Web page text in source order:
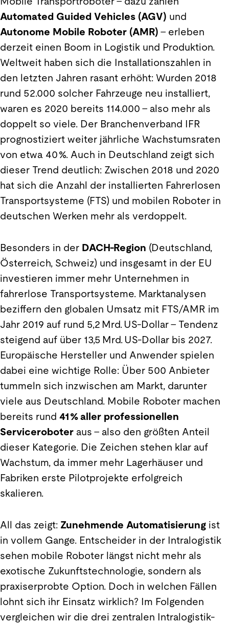
Automated Guided Vehicles (AGV) und
Autonome Mobile Roboter (AMR) – erleben
derzeit einen Boom in Logistik und Produktion.
Weltweit haben sich die Installationszahlen in
den letzten Jahren rasant erhöht: Wurden 2018
rund 52.000 solcher Fahrzeuge neu installiert,
waren es 2020 bereits 114.000 – also mehr als
doppelt so viele. Der Branchenverband IFR
prognostiziert weiter jährliche Wachstumsraten
von etwa 40 %. Auch in Deutschland zeigt sich
dieser Trend deutlich: Zwischen 2018 und 2020
hat sich die Anzahl der installierten Fahrerlosen
Transportsysteme (FTS) und mobilen Roboter in
deutschen Werken mehr als verdoppelt.
Besonders in der DACH-Region (Deutschland,
Österreich, Schweiz) und insgesamt in der EU
investieren immer mehr Unternehmen in
fahrerlose Transportsysteme. Marktanalysen
beziffern den globalen Umsatz mit FTS/AMR im
Jahr 2019 auf rund 5,2 Mrd. US-Dollar – Tendenz
steigend auf über 13,5 Mrd. US-Dollar bis 2027.
Europäische Hersteller und Anwender spielen
dabei eine wichtige Rolle: Über 500 Anbieter
tummeln sich inzwischen am Markt, darunter
viele aus Deutschland. Mobile Roboter machen
bereits rund 41 % aller professionellen
Serviceroboter aus – also den größten Anteil
dieser Kategorie. Die Zeichen stehen klar auf
Wachstum, da immer mehr Lagerhäuser und
Fabriken erste Pilotprojekte erfolgreich
skalieren.
All das zeigt: Zunehmende Automatisierung ist
in vollem Gange. Entscheider in der Intralogistik
sehen mobile Roboter längst nicht mehr als
exotische Zukunftstechnologie, sondern als
praxiserprobte Option. Doch in welchen Fällen
lohnt sich ihr Einsatz wirklich? Im Folgenden
vergleichen wir die drei zentralen Intralogistik-